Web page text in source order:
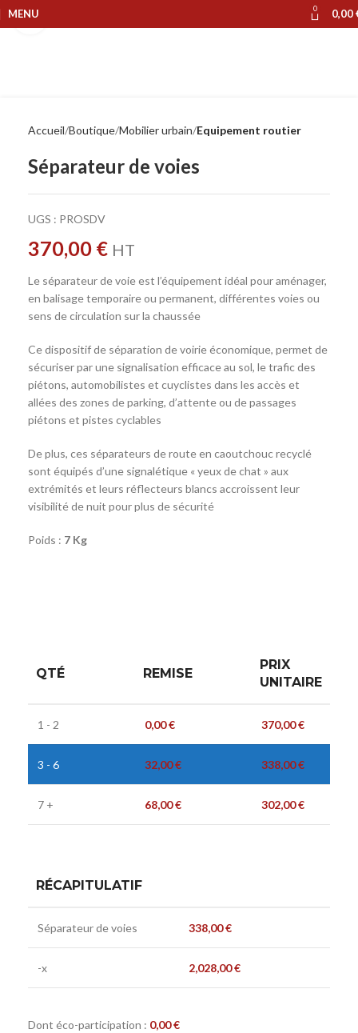
MENU 0 0,00
Accueil Boutique Mobilier urbain Equipement routier
Séparateur de voies
UGS : PROSDV
370,00 € HT
Le séparateur de voie est l’équipement idéal pour aménager,
en balisage temporaire ou permanent, différentes voies ou
sens de circulation sur la chaussée
Ce dispositif de séparation de voirie économique, permet de
sécuriser par une signalisation efficace au sol, le trafic des
piétons, automobilistes et cuyclistes dans les accès et
allées des zones de parking, d’attente ou de passages
piétons et pistes cyclables
De plus, ces séparateurs de route en caoutchouc recyclé
sont équipés d’une signalétique « yeux de chat » aux
extrémités et leurs réflecteurs blancs accroissent leur
visibilité de nuit pour plus de sécurité
Poids : 7 Kg
QTÉ REMISE
PRIX
UNITAIRE
1 - 2 0,00€ 370,00€
3 - 6 32,00€ 338,00€
7 + 68,00€ 302,00€
RÉCAPITULATIF
Séparateur de voies 338,00€
-x 2,028,00€
Dont éco-participation : 0,00€